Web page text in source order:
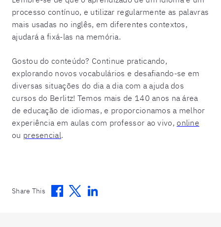
processo contínuo, e utilizar regularmente as palavras
mais usadas no inglês, em diferentes contextos,
ajudará a fixá-las na memória.
Gostou do conteúdo? Continue praticando,
explorando novos vocabulários e desafiando-se em
diversas situações do dia a dia com a ajuda dos
cursos do Berlitz! Temos mais de 140 anos na área
de educação de idiomas, e proporcionamos a melhor
experiência em aulas com professor ao vivo, online
ou presencial.
Share This Facebook
TwitterLinkedin